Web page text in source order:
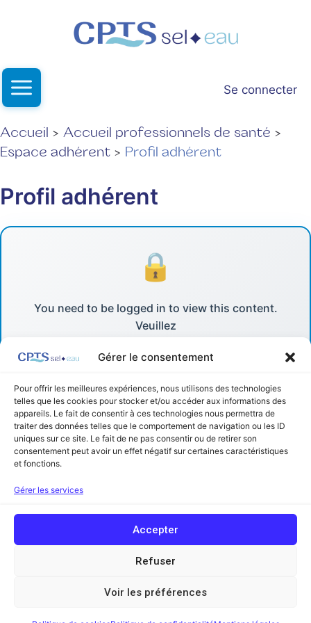
Gérer le consentement
Pour offrir les meilleures expériences, nous utilisons des technologies
telles que les cookies pour stocker et/ou accéder aux informations des
appareils. Le fait de consentir à ces technologies nous permettra de
traiter des données telles que le comportement de navigation ou les ID
uniques sur ce site. Le fait de ne pas consentir ou de retirer son
consentement peut avoir un effet négatif sur certaines caractéristiques
et fonctions.
Gérer les services
Accepter
Refuser
Voir les préférences
Se connecter
Accueil
Accueil professionnels de santé
Espace adhérent
Profil adhérent
Profil adhérent
You need to be logged in to view this content.
Veuillez
Log In
. Not a Member?
Nous Rejoindre
Sel et Eau (ex Sel et Vermois) | Powered by
Mentions légales